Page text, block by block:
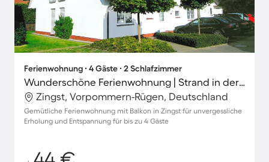
Ferienwohnung ∙ 4 Gäste ∙ 2 Schlafzimmer
Wunderschöne Ferienwohnung | Strand in der Nähe
Zingst, Vorpommern-Rügen, Deutschland
Gemütliche Ferienwohnung mit Balkon in Zingst für unvergessliche
Erholung und Entspannung für bis zu 4 Gäste